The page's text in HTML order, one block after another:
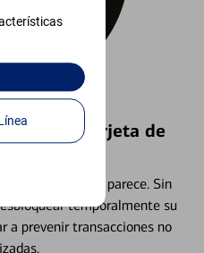
para entrar en la Banca en Línea
una Tarjeta de
común de lo que parece. Sin
temporalmente su
a prevenir transacciones no